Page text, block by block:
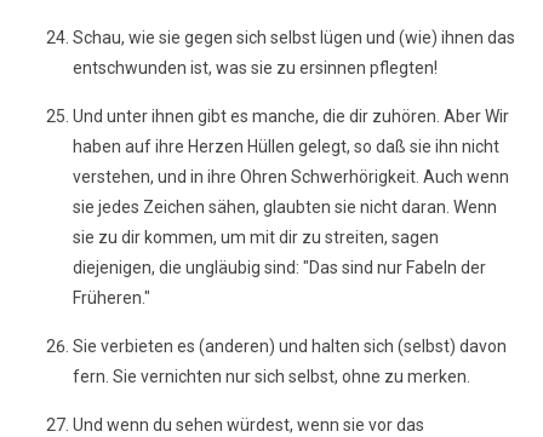
Schau, wie sie gegen sich selbst lügen und (wie) ihnen das
entschwunden ist, was sie zu ersinnen pflegten!
Und unter ihnen gibt es manche, die dir zuhören. Aber Wir
haben auf ihre Herzen Hüllen gelegt, so daß sie ihn nicht
verstehen, und in ihre Ohren Schwerhörigkeit. Auch wenn
sie jedes Zeichen sähen, glaubten sie nicht daran. Wenn
sie zu dir kommen, um mit dir zu streiten, sagen
diejenigen, die ungläubig sind: "Das sind nur Fabeln der
Früheren."
Sie verbieten es (anderen) und halten sich (selbst) davon
fern. Sie vernichten nur sich selbst, ohne zu merken.
Und wenn du sehen würdest, wenn sie vor das